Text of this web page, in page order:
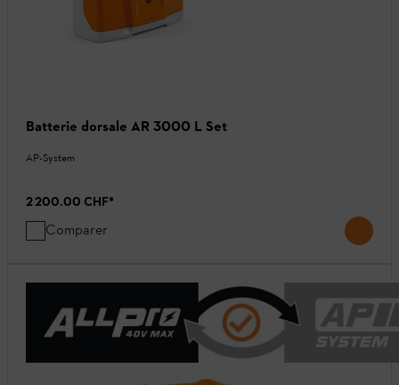
Batterie dorsale AR 3000 L Set
AP-System
2 200.00 CHF*
Comparer